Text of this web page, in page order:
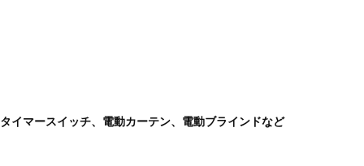
イマースイッチ、電動カーテン、電動ブラインドなど